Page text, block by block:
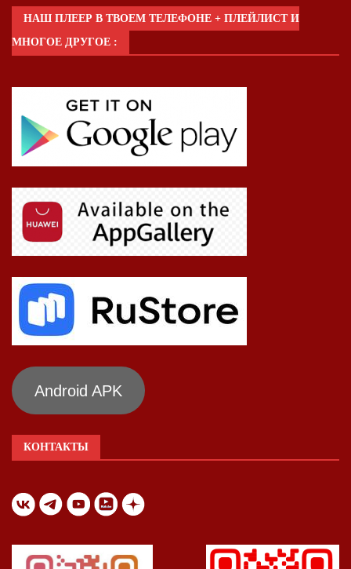
НАШ ПЛЕЕР В ТВОЕМ ТЕЛЕФОНЕ + ПЛЕЙЛИСТ И
МНОГОЕ ДРУГОЕ :
Android APK
КОНТАКТЫ